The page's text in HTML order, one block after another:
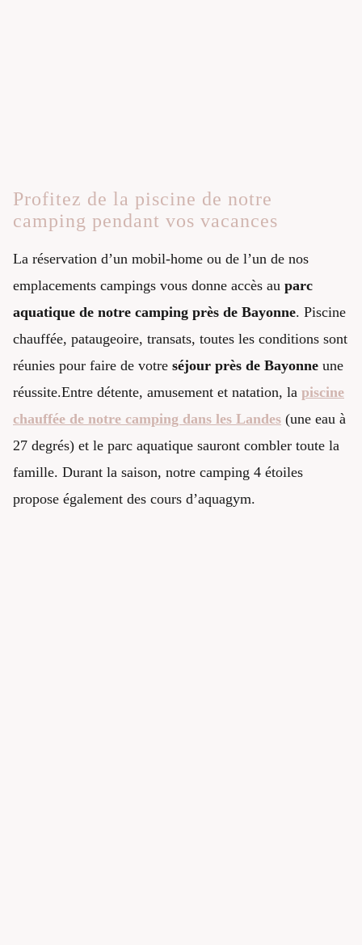
Profitez de la piscine de notre
camping pendant vos vacances
La réservation d’un mobil-home ou de l’un de nos
emplacements campings vous donne accès au parc
aquatique de notre camping près de Bayonne. Piscine
chauffée, pataugeoire, transats, toutes les conditions sont
réunies pour faire de votre séjour près de Bayonne une
réussite.Entre détente, amusement et natation, la piscine
chauffée de notre camping dans les Landes (une eau à
27 degrés) et le parc aquatique sauront combler toute la
famille. Durant la saison, notre camping 4 étoiles
propose également des cours d’aquagym.